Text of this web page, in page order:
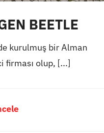
BEETLE
kurulmuş bir Alman
firması olup, [...]